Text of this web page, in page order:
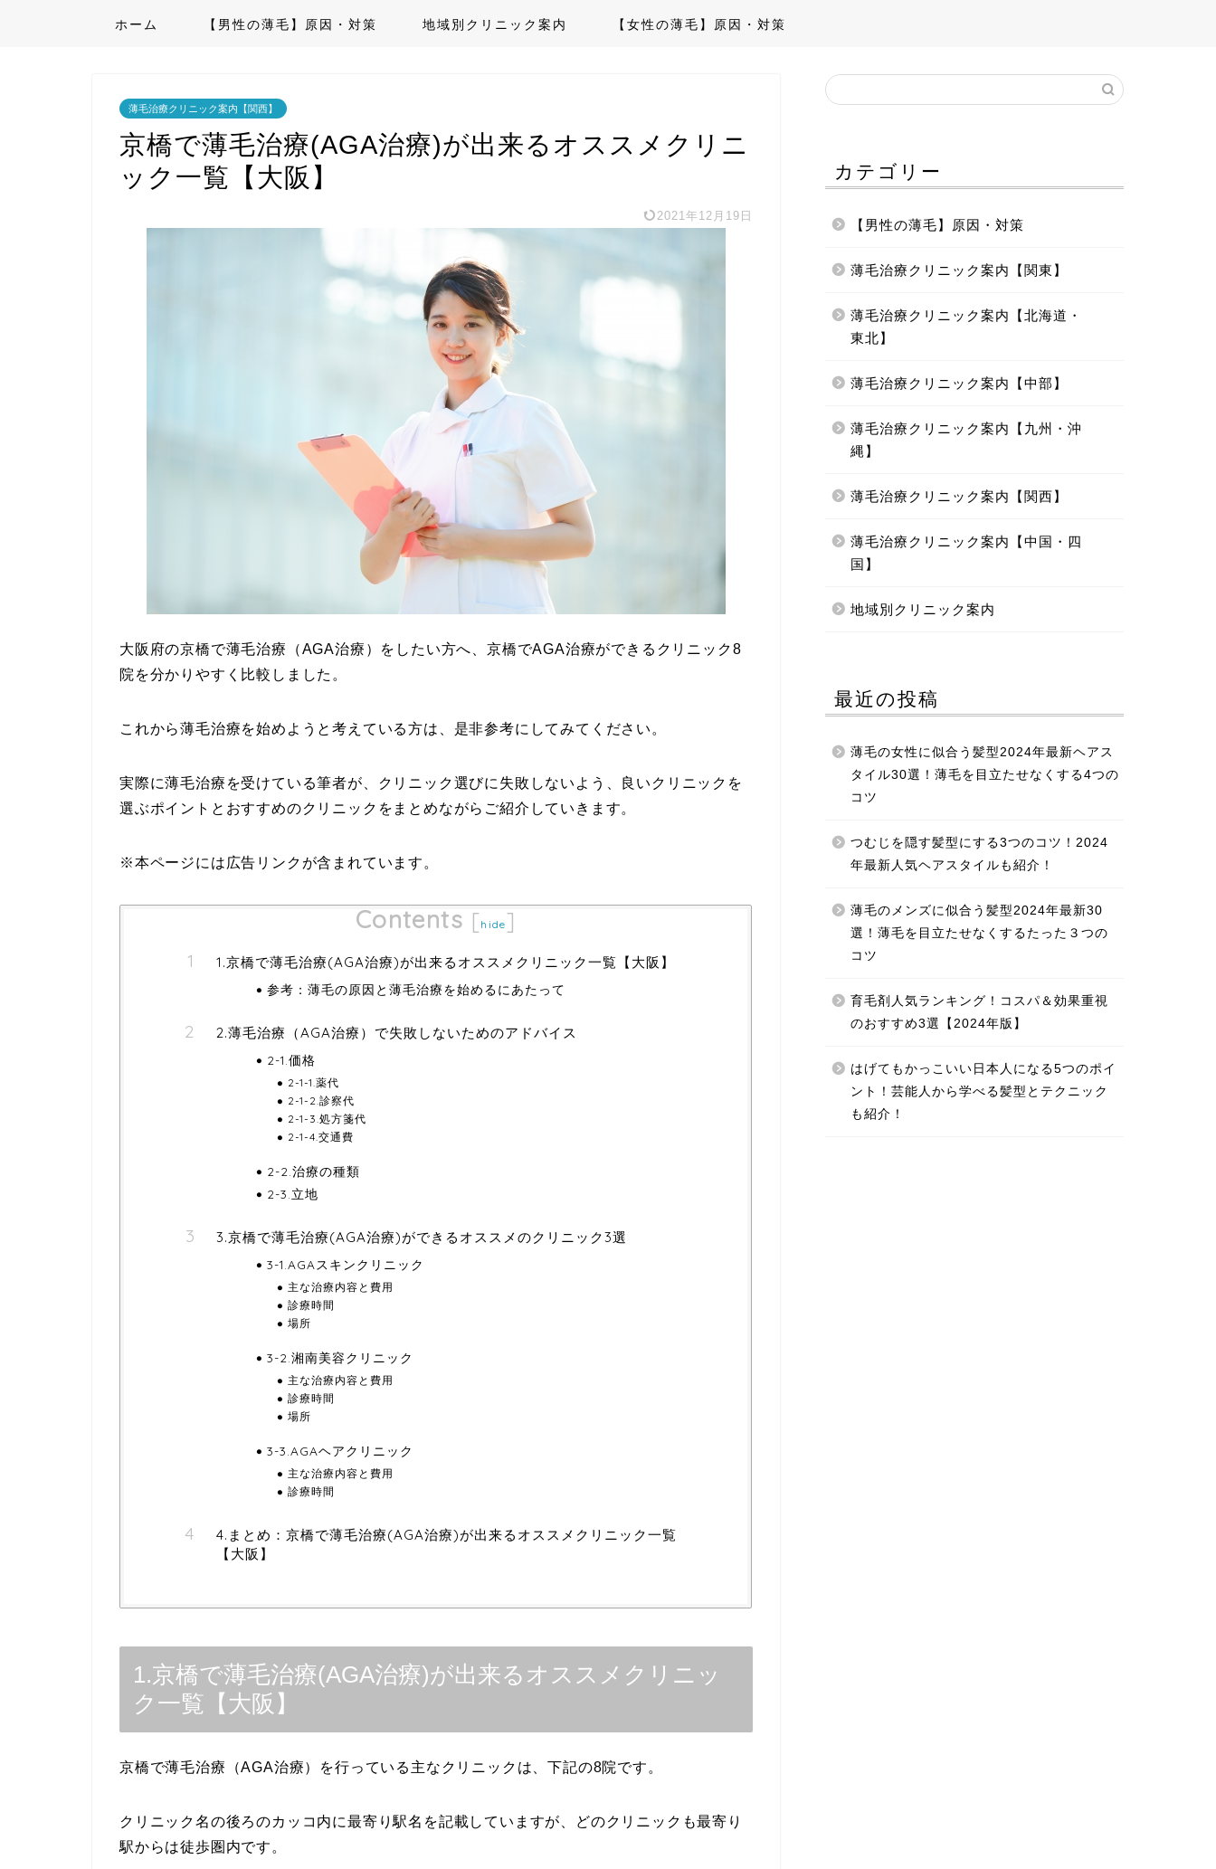
ホーム 【男性の薄毛】原因・対策 地域別クリニック案内 【女性の薄毛】原因・対策
薄毛治療クリニック案内【関西】
京橋で薄毛治療(AGA治療)が出来るオススメクリニ
ック一覧【大阪】
2021年12月19日
大阪府の京橋で薄毛治療（AGA治療）をしたい方へ、京橋でAGA治療ができるクリニック8
院を分かりやすく比較しました。
これから薄毛治療を始めようと考えている方は、是非参考にしてみてください。
実際に薄毛治療を受けている筆者が、クリニック選びに失敗しないよう、良いクリニックを
選ぶポイントとおすすめのクリニックをまとめながらご紹介していきます。
※本ページには広告リンクが含まれています。
Contents [ hide]
1.京橋で薄毛治療(AGA治療)が出来るオススメクリニック一覧【大阪】
参考：薄毛の原因と薄毛治療を始めるにあたって
2.薄毛治療（AGA治療）で失敗しないためのアドバイス
2-1.価格
2-1-1.薬代
2-1-2.診察代
2-1-3.処方箋代
2-1-4.交通費
2-2.治療の種類
2-3.立地
3.京橋で薄毛治療(AGA治療)ができるオススメのクリニック3選
3-1.AGAスキンクリニック
主な治療内容と費用
診療時間
場所
3-2.湘南美容クリニック
主な治療内容と費用
診療時間
場所
3-3.AGAヘアクリニック
主な治療内容と費用
診療時間
4.まとめ：京橋で薄毛治療(AGA治療)が出来るオススメクリニック一覧
【大阪】
1.京橋で薄毛治療(AGA治療)が出来るオススメクリニッ
ク一覧【大阪】
京橋で薄毛治療（AGA治療）を行っている主なクリニックは、下記の8院です。
クリニック名の後ろのカッコ内に最寄り駅名を記載していますが、どのクリニックも最寄り
駅からは徒歩圏内です。
カテゴリー
【男性の薄毛】原因・対策
薄毛治療クリニック案内【関東】
薄毛治療クリニック案内【北海道・
東北】
薄毛治療クリニック案内【中部】
薄毛治療クリニック案内【九州・沖
縄】
薄毛治療クリニック案内【関西】
薄毛治療クリニック案内【中国・四
国】
地域別クリニック案内
最近の投稿
薄毛の女性に似合う髪型2024年最新ヘアス
タイル30選！薄毛を目立たせなくする4つの
コツ
つむじを隠す髪型にする3つのコツ！2024
年最新人気ヘアスタイルも紹介！
薄毛のメンズに似合う髪型2024年最新30
選！薄毛を目立たせなくするたった３つの
コツ
育毛剤人気ランキング！コスパ＆効果重視
のおすすめ3選【2024年版】
はげてもかっこいい日本人になる5つのポイ
ント！芸能人から学べる髪型とテクニック
も紹介！